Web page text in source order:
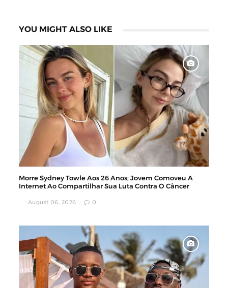
YOU MIGHT ALSO LIKE
Morre Sydney Towle Aos 26 Anos; Jovem Comoveu A
Internet Ao Compartilhar Sua Luta Contra O Câncer
August 06, 2026 0